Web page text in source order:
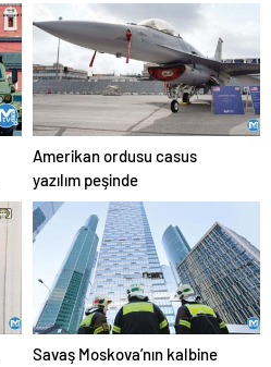
Amerikan ordusu casus
yazılım peşinde
Savaş Moskova’nın kalbine